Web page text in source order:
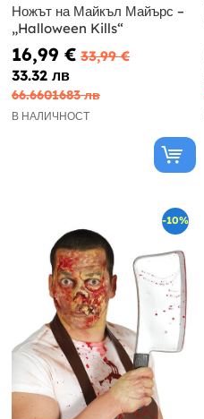
Ножът на Майкъл Майърс –
„Halloween Kills“
16,99 € 33,99 €
33.32 лв
66.6601683 лв
В НАЛИЧНОСТ
-10%